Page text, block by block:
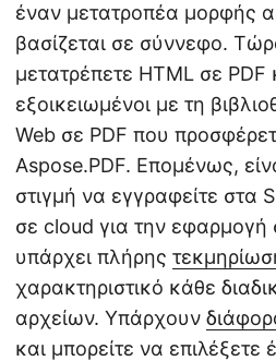
έναν μετατροπέα μορφής
βασίζεται σε σύννεφο.
μετατρέπετε HTML σε PDF
εξοικειωμένοι με τη
Web σε PDF που
Aspose.PDF. Επομένως,
στιγμή να εγγραφείτε στα
σε cloud για την εφαρμογή
υπάρχει πλήρης
χαρακτηριστικό κάθε
αρχείων. Υπάρχουν
και μπορείτε να επιλέξετε